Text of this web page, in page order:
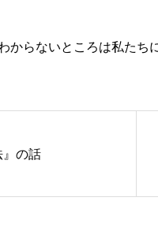
からないところは私たち
』の話